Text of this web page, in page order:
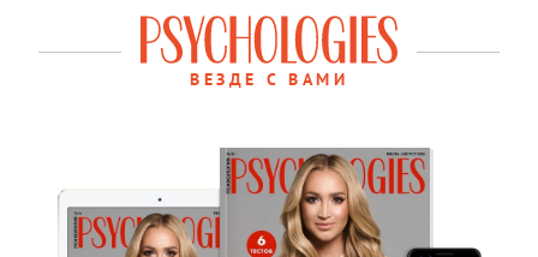
ВЕЗДЕ С ВАМИ